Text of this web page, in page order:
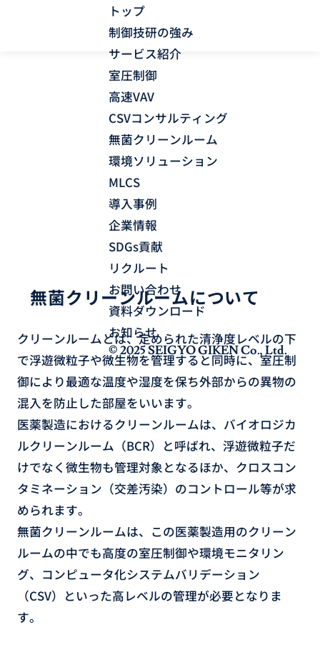
トップ
制御技研の強み
サービス紹介
室圧制御
高速VAV
CSVコンサルティング
無菌クリーンルーム
環境ソリューション
MLCS
導入事例
企業情報
SDGs貢献
リクルート
お問い合わせ
資料ダウンロード
お知らせ
© 2025 SEIGYO GIKEN Co., Ltd.
無菌クリーンルーム
HOME
無菌クリーンルームについて
クリーンルームとは、定められた清浄度レベルの下
で浮遊微粒子や微生物を管理すると同時に、室圧制
御により最適な温度や湿度を保ち外部からの異物の
混入を防止した部屋をいいます。
医薬製造におけるクリーンルームは、バイオロジカ
ルクリーンルーム（BCR）と呼ばれ、浮遊微粒子だ
けでなく微生物も管理対象となるほか、クロスコン
タミネーション（交差汚染）のコントロール等が求
められます。
無菌クリーンルームは、この医薬製造用のクリーン
ルームの中でも高度の室圧制御や環境モニタリン
グ、コンピュータ化システムバリデーション
（CSV）といった高レベルの管理が必要となりま
す。